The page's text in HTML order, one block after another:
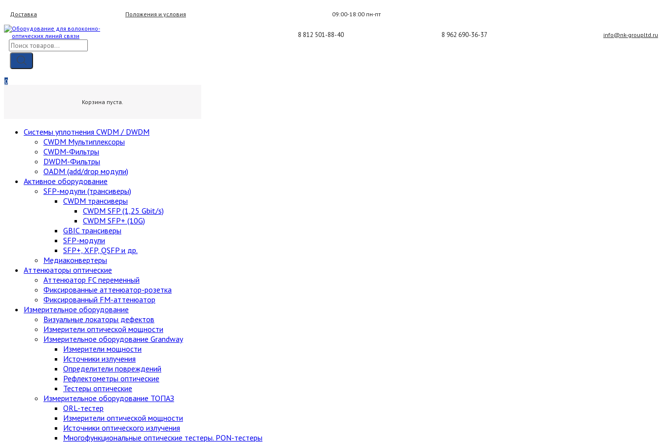
to
content
Доставка Положения и условия 09:00-18:00 пн-пт
8 812 501-88-40 8 962 690-36-37
info@nk-groupltd.ru
Поиск
товаров
0
Корзина пуста.
Cистемы уплотнения CWDM / DWDM
CWDM Мультиплексоры
CWDM-Фильтры
DWDM-Фильтры
OADM (add/drop модули)
Активное оборудование
SFP-модули (трансиверы)
CWDM трансиверы
CWDM SFP (1,25 Gbit/s)
CWDM SFP+ (10G)
GBIC трансиверы
SFP-модули
SFP+, XFP, QSFP и др.
Медиаконвертеры
Аттенюаторы оптические
Аттенюатор FC переменный
Фиксированные аттенюатор-розетка
Фиксированный FM-аттенюатор
Измерительное оборудование
Визуальные локаторы дефектов
Измерители оптической мощности
Измерительное оборудование Grandway
Измерители мощности
Источники излучения
Определители повреждений
Рефлектометры оптические
Тестеры оптические
Измерительное оборудование ТОПАЗ
ORL-тестер
Измерители оптической мощности
Источники оптического излучения
Многофункциональные оптические тестеры. PON-тестеры